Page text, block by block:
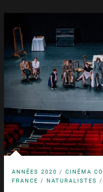
ANNÉES 2020 / CINÉMA
FRANCE / NATURALISTES /